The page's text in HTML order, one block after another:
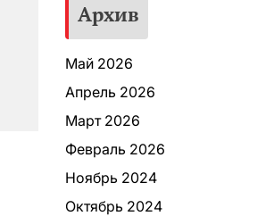
Архив
Май 2026
Апрель 2026
Март 2026
Февраль 2026
Ноябрь 2024
Октябрь 2024